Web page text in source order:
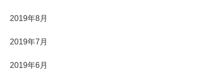
2019年8月
2019年7月
2019年6月